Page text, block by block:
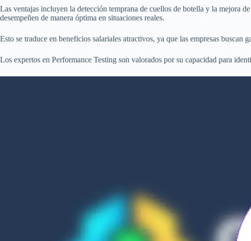
Las ventajas incluyen la detección temprana de cuellos de botella y la mejora
desempeñen de manera óptima en situaciones reales.
Esto se traduce en beneficios salariales atractivos, ya que las empresas
Los expertos en Performance Testing son valorados por su capacidad para